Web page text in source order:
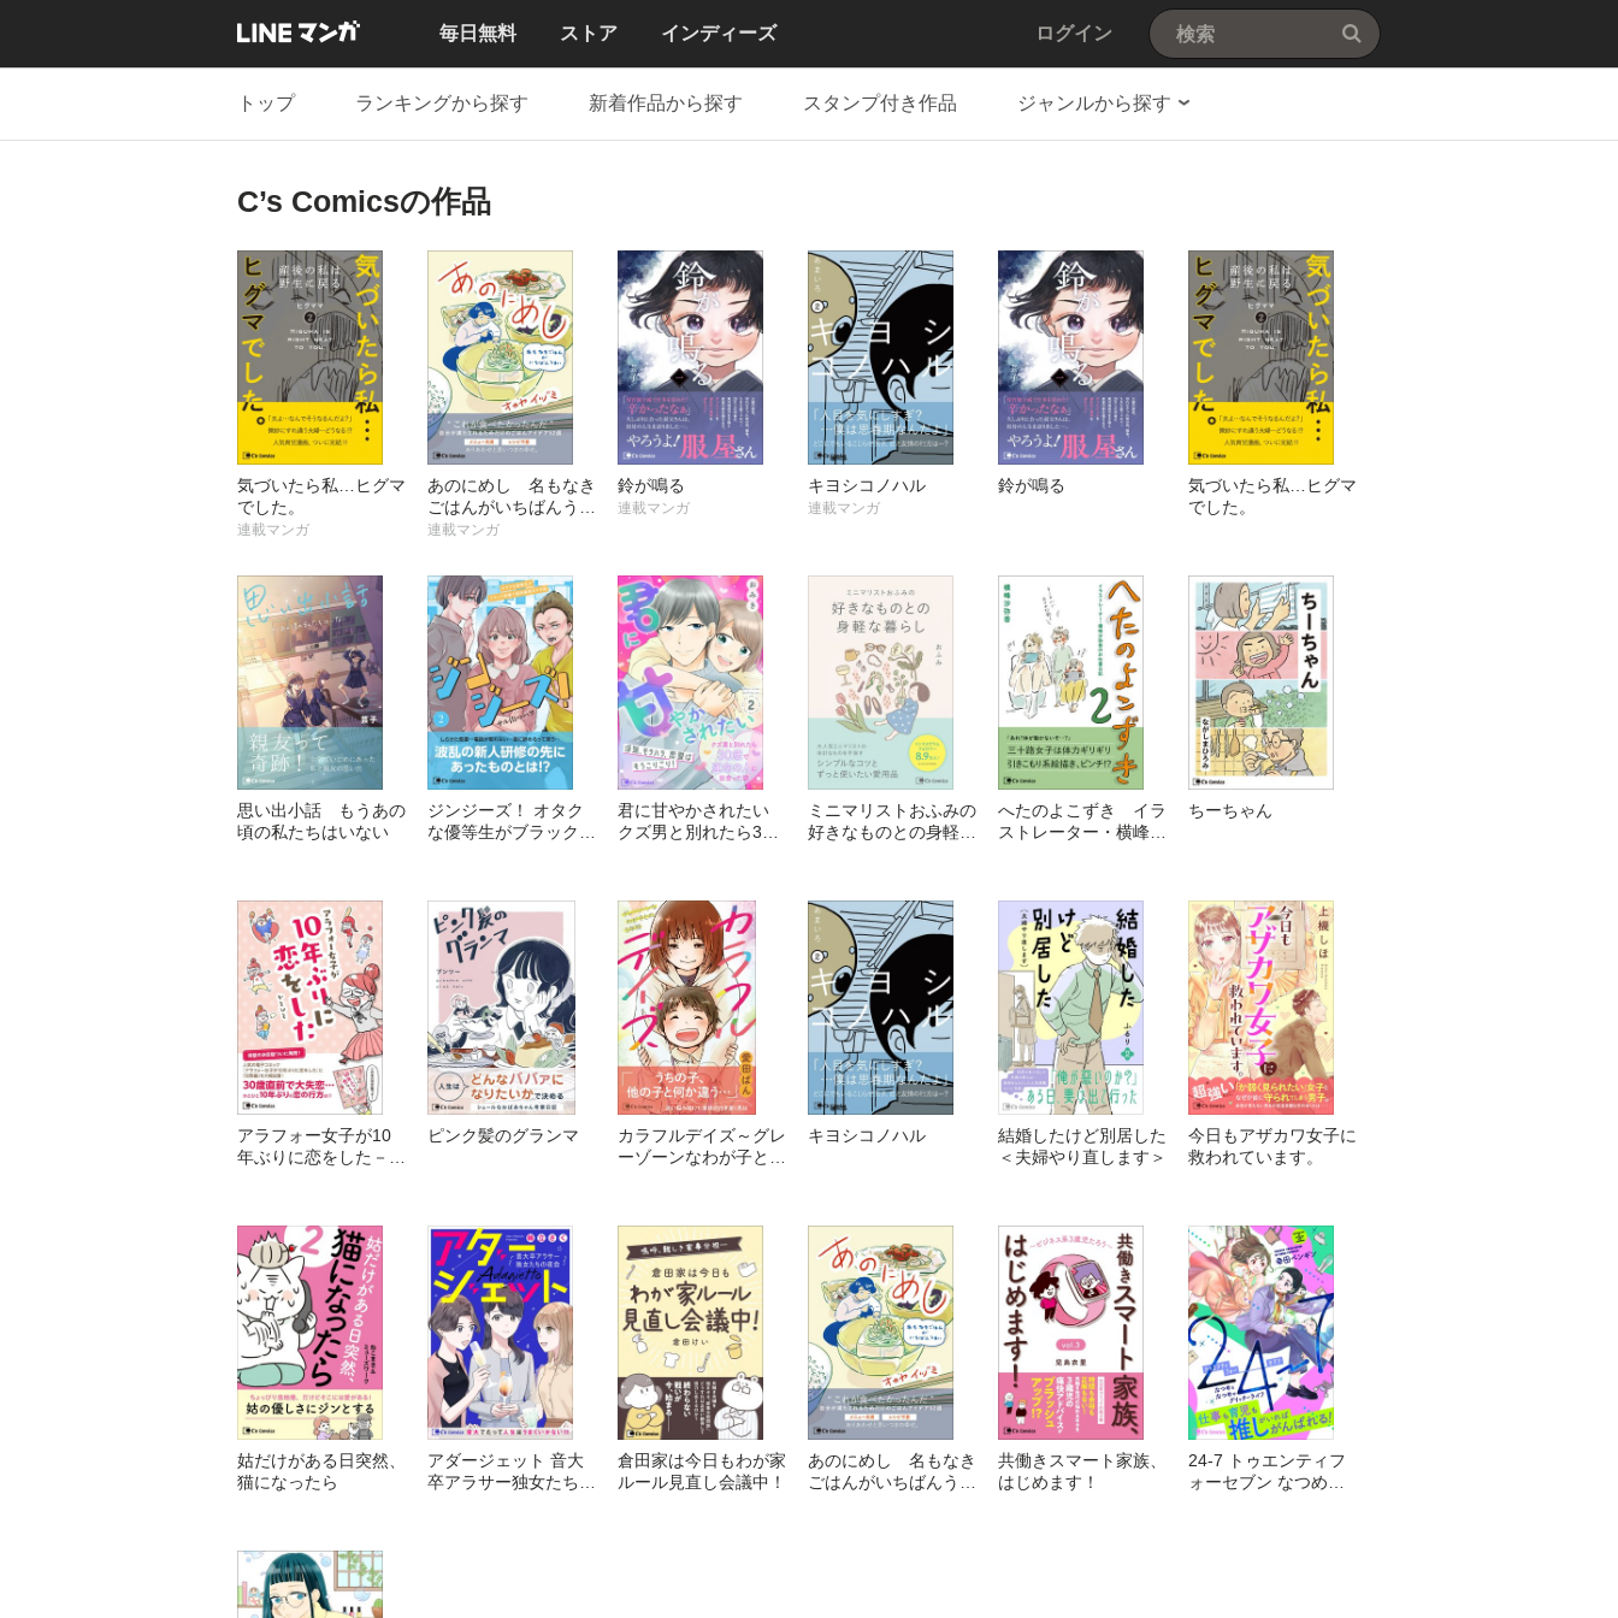
毎日無料 ストア インディーズ ログイン
トップ ランキングから探す 新着作品から探す スタンプ付き作品 ジャンルから探す
C’s Comicsの作品
気づいたら私…ヒグマ
でした。
連載マンガ
あのにめし 名もなき
ごはんがいちばんうま
い
連載マンガ
鈴が鳴る
連載マンガ
キヨシコノハル
連載マンガ
鈴が鳴る
気づいたら私…ヒグマ
でした。
思い出小話 もうあの
頃の私たちはいない
ジンジーズ！ オタク
な優等生がブラック部
君に甘やかされたい
クズ男と別れたら30
ミニマリストおふみの
好きなものとの身軽な
へたのよこずき イラ
ストレーター・横峰沙
ちーちゃん
アラフォー女子が10
年ぶりに恋をした－決
ピンク髪のグランマ
カラフルデイズ～グレ
ーゾーンなわが子との
キヨシコノハル
結婚したけど別居した
＜夫婦やり直します＞
今日もアザカワ女子に
救われています。
姑だけがある日突然、
猫になったら
アダージェット 音大
卒アラサー独女たちの
倉田家は今日もわが家
ルール見直し会議中！
あのにめし 名もなき
ごはんがいちばんうま
共働きスマート家族、
はじめます！
24-7 トゥエンティフ
ォーセブン なつめと